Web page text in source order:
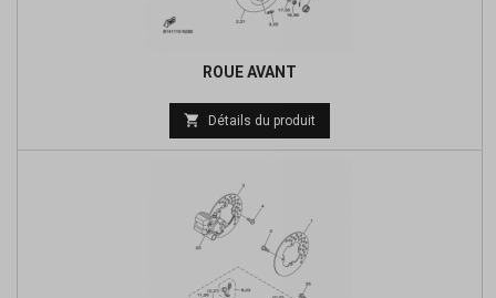
ROUE AVANT
Prix
de
 Détails du produit